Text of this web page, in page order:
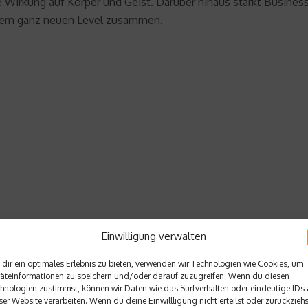
Einwilligung verwalten
dir ein optimales Erlebnis zu bieten, verwenden wir Technologien wie Cookies, um
zu speichern und/oder darauf zuzugreifen. Wenn du diesen
zustimmst, können wir Daten wie das Surfverhalten oder eindeutige IDs
Website verarbeiten. Wenn du deine Einwillligung nicht erteilst oder
ganz neuen Level zusammen.
Nächster Beitrag